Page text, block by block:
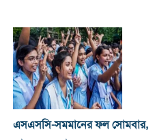
এসএসসি-সমমানের ফল সোমবার,